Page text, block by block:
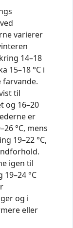
varierer
14–18
15–18 °C i
til
og 16–20
er
°C, mens
19–22 °C,
igen til
°C
og i
eller